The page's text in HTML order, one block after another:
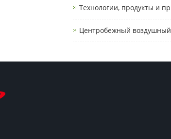
Технологии, продукты и
Центробежный воздушный